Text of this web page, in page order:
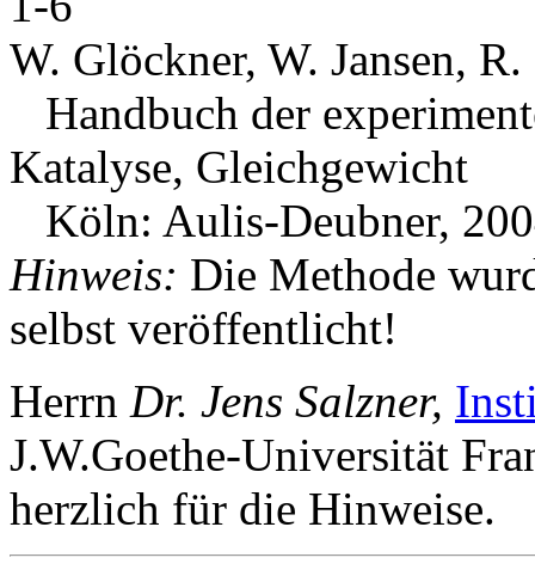
W. Glöckner, W. Jansen,
Handbuch der
Katalyse, Gleichgewicht
Köln: Aulis-Deubner,
Hinweis: Die Methode
selbst veröffentlicht!
Herrn Dr. Jens Salzner,
J.W.Goethe-Universität
herzlich für die Hinweise.